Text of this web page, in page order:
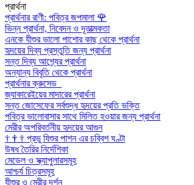
প্রার্থনা
প্রার্থনার রাণী: পবিত্র জপমালা 🌹
ভিন্ন প্রার্থনা, নিবেদন ও দূতাত্মকতা
এনকে যীশুর ভালো পাশোর কাছ থেকে প্রার্থনা
হৃদয়ের দিব্য প্রস্তুতি জন্য প্রার্থনা
সন্ত দিব্য আশ্র্যের প্রার্থনা
অন্যান্য বিবৃতি থেকে প্রার্থনা
প্রার্থনার ক্রুসেড
জ্যাকারেইয়ের মাদারের প্রার্থনা
সন্ত জোসেফের সর্বশুদ্ধ হৃদয়ের প্রতি ভক্তি
পবিত্র ভালোবাসার সাথে মিলিত হওয়ার জন্য প্রার্থনা
মেরীর অপরিবর্তনীয় হৃদয়ের আগুন
† † † প্রভু যিশুর পাশন এর চব্বিশ ঘণ্টা
উষধ তৈরির নির্দেশিকা
মেডেল ও স্ক্যাপুলারসমূহ
আশ্চর্য চিত্রসমূহ
যীশুর ও মেরীর দর্শন